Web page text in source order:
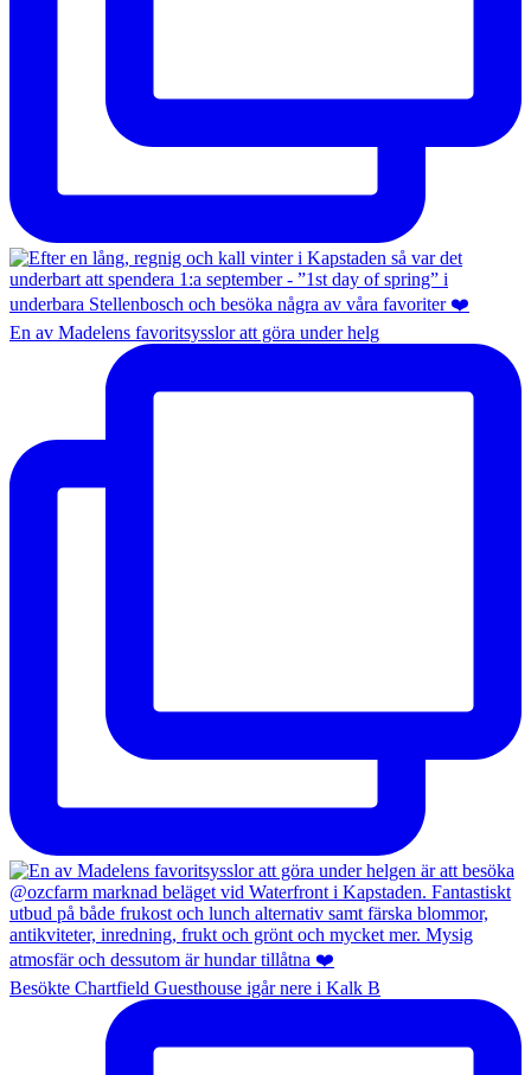
En av Madelens favoritsysslor att göra under helg
Besökte Chartfield Guesthouse igår nere i Kalk B